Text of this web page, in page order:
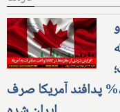
تقریبا تمامی موشک‌های دوربرد و ۸۰% پدافند آمریکا صرف